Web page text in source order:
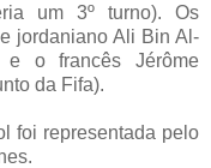
um 3º turno). Os
jordaniano Ali Bin Al-
e o francês Jérôme
da Fifa).
foi representada pelo